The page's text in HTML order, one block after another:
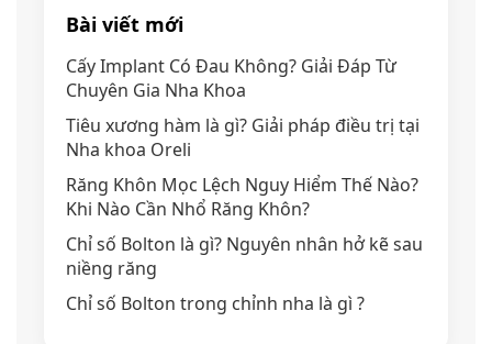
Bài viết mới
Cấy Implant Có Đau Không? Giải Đáp Từ
Chuyên Gia Nha Khoa
Tiêu xương hàm là gì? Giải pháp điều trị tại
Nha khoa Oreli
Răng Khôn Mọc Lệch Nguy Hiểm Thế Nào?
Khi Nào Cần Nhổ Răng Khôn?
Chỉ số Bolton là gì? Nguyên nhân hở kẽ sau
niềng răng
Chỉ số Bolton trong chỉnh nha là gì ?